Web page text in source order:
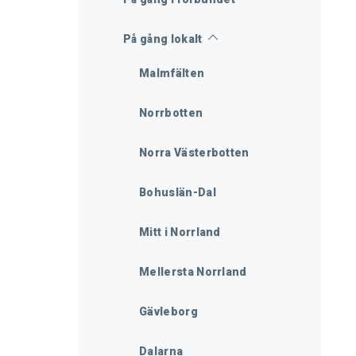
På gång lokalt
Malmfälten
Norrbotten
Norra Västerbotten
Bohuslän-Dal
Mitt i Norrland
Mellersta Norrland
Gävleborg
Dalarna